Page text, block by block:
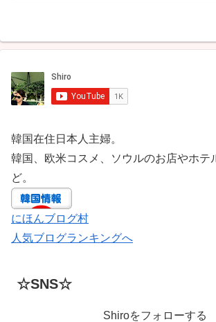
韓国在住日本人主婦。
韓国、欧米コスメ、ソウルのお店やホテ
ど。
にほんブログ村
人気ブログランキングへ
☆SNS☆
Shiroをフォローする